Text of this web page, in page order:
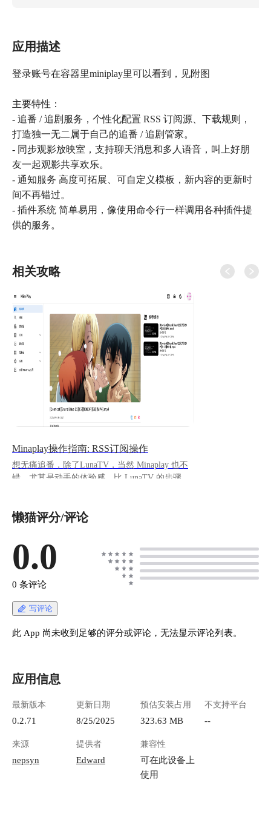
应用描述
登录账号在容器里miniplay里可以看到，见附图
主要特性：
- 追番 / 追剧服务，个性化配置 RSS 订阅源、下载规则，
打造独一无二属于自己的追番 / 追剧管家。
- 同步观影放映室，支持聊天消息和多人语音，叫上好朋
友一起观影共享欢乐。
- 通知服务 高度可拓展、可自定义模板，新内容的更新时
间不再错过。
- 插件系统 简单易用，像使用命令行一样调用各种插件提
供的服务。
相关攻略
Minaplay操作指南: RSS订阅操作
想无痛追番，除了LunaTV，当然 Minaplay 也不
错，尤其是动手的体验感，比 LunaTV 的步骤更
https://appstore.lazycat.cloud/#/shop/detail/cloud.laz
“查看日志” ![2.png](https://lzc-playground-
1301583638.cos.ap-
chengdu.myqcloud.com/guidelines/710/916cf7b6-
后，在红框的位置，找到 username 和 password，
复制下来，去登录页面进行登录。 ![3.png]
(https://lzc-playground-1301583638.cos.ap-
后，点击 登录。 > 注意:每个人的 username都是
各自日志里的 password复制出来。 !
[wechat_2025-08-26_170330_169.png](https://lzc-
chengdu.myqcloud.com/guidelines/710/a651479b-
5cd1-4e45-91a0-9297e3db090c.png "wechat_2025-
懒猫评分/评论
0.0
0 条评论
写评论
此 App 尚未收到足够的评分或评论，无法显示评论列表。
应用信息
最新版本
0.2.71
更新日期
8/25/2025
预估安装占用
323.63 MB
不支持平台
--
来源
nepsyn
提供者
Edward
兼容性
可在此设备上
使用